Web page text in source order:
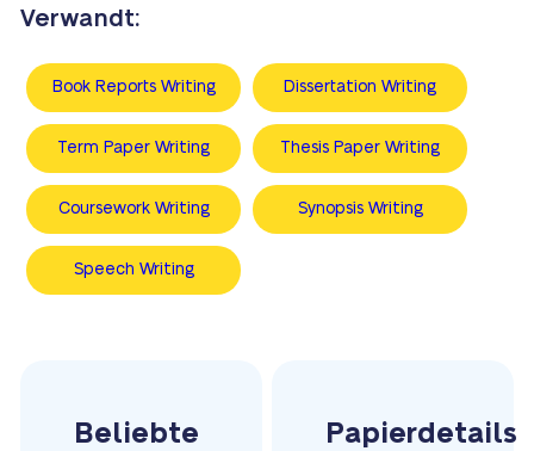
Verwandt:
Book Reports Writing Dissertation Writing
Term Paper Writing Thesis Paper Writing
Сoursework Writing Synopsis Writing
Speech Writing
Beliebte
Papierdetails